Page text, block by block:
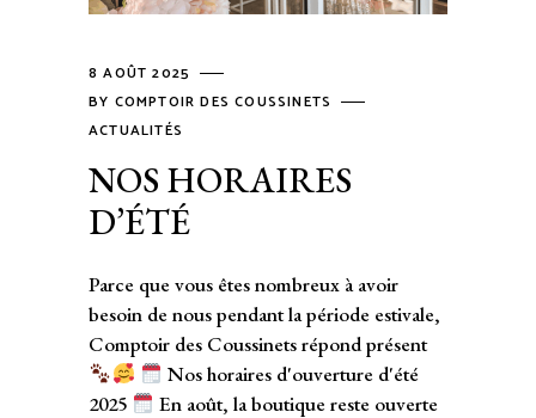
8 AOÛT 2025
BY COMPTOIR DES COUSSINETS
ACTUALITÉS
NOS HORAIRES
D’ÉTÉ
Parce que vous êtes nombreux à avoir
besoin de nous pendant la période estivale,
Comptoir des Coussinets répond présent
Nos horaires d'ouverture d'été
2025
En août, la boutique reste ouverte